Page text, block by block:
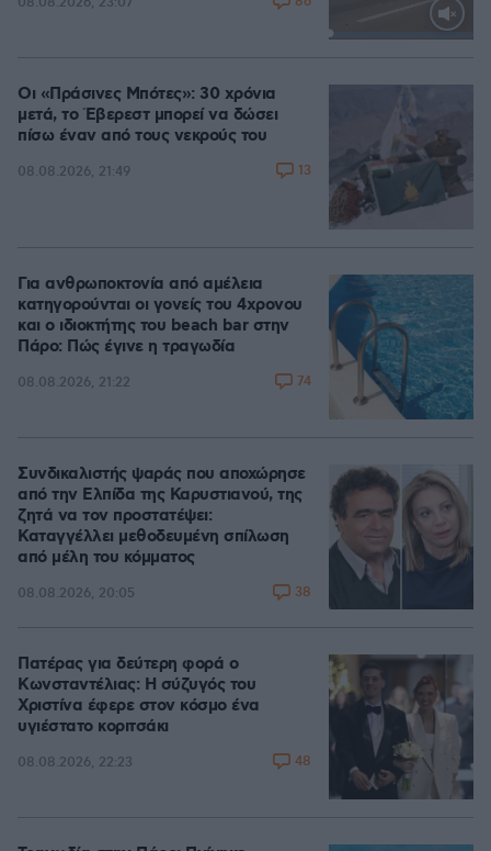
Οι «Πράσινες Μπότες»: 30 χρόνια
μετά, το Έβερεστ μπορεί να δώσει
πίσω έναν από τους νεκρούς του
08.08.2026, 21:49 13
Για ανθρωποκτονία από αμέλεια
κατηγορούνται οι γονείς του 4χρονου
και ο ιδιοκτήτης του beach bar στην
Πάρο: Πώς έγινε η τραγωδία
08.08.2026, 21:22 74
Συνδικαλιστής ψαράς που αποχώρησε
από την Ελπίδα της Καρυστιανού, της
ζητά να τον προστατέψει:
Καταγγέλλει μεθοδευμένη σπίλωση
από μέλη του κόμματος
08.08.2026, 20:05 38
Πατέρας για δεύτερη φορά ο
Κωνσταντέλιας: Η σύζυγός του
Χριστίνα έφερε στον κόσμο ένα
υγιέστατο κοριτσάκι
08.08.2026, 22:23 48